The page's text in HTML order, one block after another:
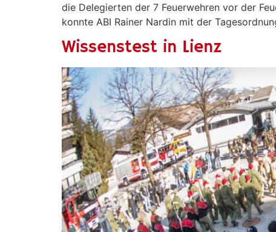
die Delegierten der 7 Feuerwehren vor der
konnte ABI Rainer Nardin mit der
Wissenstest in Lienz